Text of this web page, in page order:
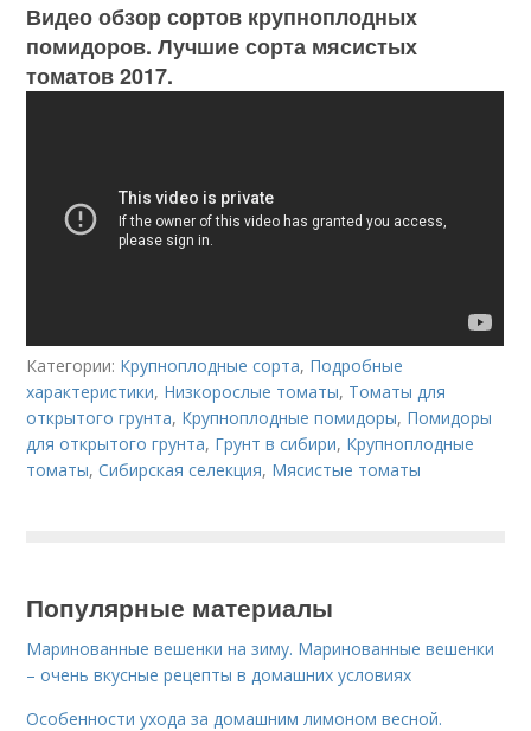
Видео обзор сортов крупноплодных
помидоров. Лучшие сорта мясистых
томатов 2017.
Категории: Крупноплодные сорта, Подробные
характеристики, Низкорослые томаты, Томаты для
открытого грунта, Крупноплодные помидоры, Помидоры
для открытого грунта, Грунт в сибири, Крупноплодные
томаты,Сибирская селекция, Мясистые томаты
Популярные материалы
Маринованные вешенки на зиму. Маринованные вешенки
– очень вкусные рецепты в домашних условиях
Особенности ухода за домашним лимоном весной.